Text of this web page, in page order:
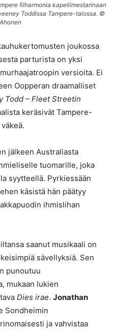
filharmonia kapellimestarinaan
Toddissa Tampere-talossa. ©
joukossa
parturista on yksi
versioita. Ei
Oopperan draamalliset
Todd – Fleet Streetin
keräsivät Tampere-
jälkeen Australiasta
tuomarille, joka
syytteellä. Pyrkiessään
käsistä hän päätyy
ihmislihan
saanut musikaali on
sävellyksiä. Sen
punoutuu
mukaan lukien
Dies irae. Jonathan
Sondheimin
ja vahvistaa